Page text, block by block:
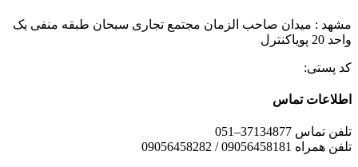
مشهد : میدان صاحب الزمان مجتمع تجاری سبحان طبقه منفی یک
واحد 20 پویاکنترل
کد پستی:
اطلاعات تماس
تلفن تماس 37134877–051
تلفن همراه 09056458181 / 09056458282